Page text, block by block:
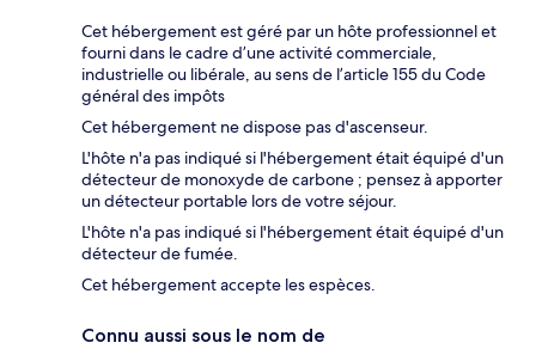
Cet hébergement est géré par un hôte professionnel et
fourni dans le cadre d’une activité commerciale,
industrielle ou libérale, au sens de l’article 155 du Code
général des impôts
Cet hébergement ne dispose pas d'ascenseur.
L'hôte n'a pas indiqué si l'hébergement était équipé d'un
détecteur de monoxyde de carbone ; pensez à apporter
un détecteur portable lors de votre séjour.
L'hôte n'a pas indiqué si l'hébergement était équipé d'un
détecteur de fumée.
Cet hébergement accepte les espèces.
Connu aussi sous le nom de